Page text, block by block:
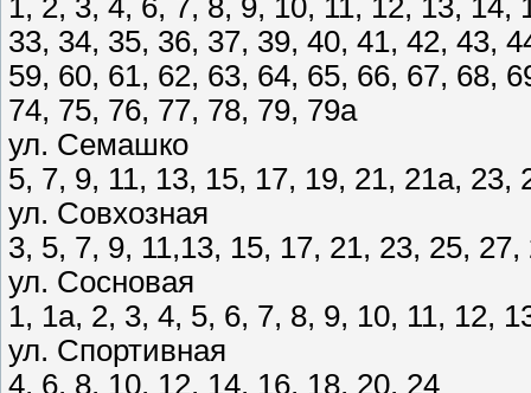
1, 2, 3, 4, 6, 7, 8, 9, 10, 11, 12, 13,
33, 34, 35, 36, 37, 39, 40, 41, 42, 43,
59, 60, 61, 62, 63, 64, 65, 66, 67, 68,
74, 75, 76, 77, 78, 79, 79а
ул. Семашко
5, 7, 9, 11, 13, 15, 17, 19, 21, 21а, 23,
ул. Совхозная
3, 5, 7, 9, 11,13, 15, 17, 21, 23, 25,
ул. Сосновая
1, 1а, 2, 3, 4, 5, 6, 7, 8, 9, 10, 11, 12,
ул. Спортивная
4, 6, 8, 10, 12, 14, 16, 18, 20, 24